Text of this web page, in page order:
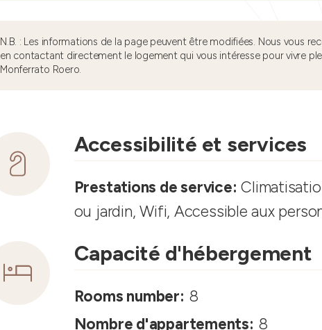
N.B. : Les informations de la page peuvent être modifiées. Nous vous
en contactant directement le logement qui vous intéresse pour vivre
Monferrato Roero.
Accessibilité et services
Prestations de service:
ou jardin, Wifi, Accessible aux
Capacité d'hébergement
Rooms number: 8
Nombre d'appartements: 8